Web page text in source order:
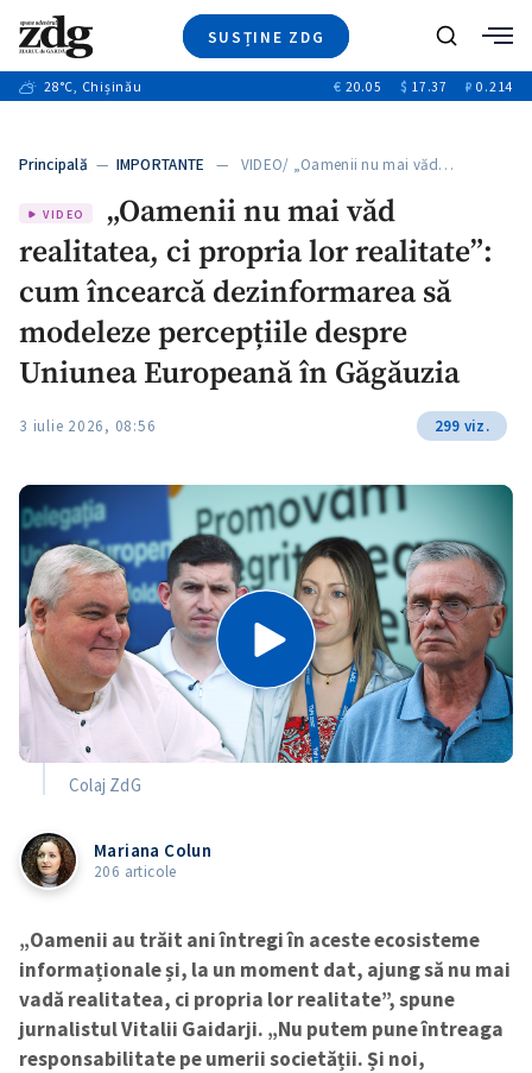
SUSȚINE ZDG
Ştiri
+6
Special
+1
+1+1
ZdGust
Caută
28°C, Chișinău € 20.05 $ 17.37 ₽ 0.214
Principală — IMPORTANTE — VIDEO/ „Oamenii nu mai văd…
VIDEO
„Oamenii nu mai văd
realitatea, ci propria lor realitate”:
cum încearcă dezinformarea să
modeleze percepțiile despre
Uniunea Europeană în Găgăuzia
3 iulie 2026, 08:56 299 viz.
Colaj ZdG
Mariana Colun
206 articole
„Oamenii au trăit ani întregi în aceste ecosisteme
informaționale și, la un moment dat, ajung să nu mai
vadă realitatea, ci propria lor realitate”, spune
jurnalistul Vitalii Gaidarji. „Nu putem pune întreaga
responsabilitate pe umerii societății. Și noi,